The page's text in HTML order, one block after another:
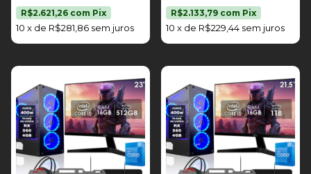
4gb Kit Gamer Monitor
23" Fonte 400W Strong
Tech
10 x de R$281,86 sem juros
R$2.621,26 com Pix
4gb Kit Gamer Monitor 19"
Fonte 400W Strong Tech
10 x de R$229,44 sem juros
R$2.133,79 com Pix